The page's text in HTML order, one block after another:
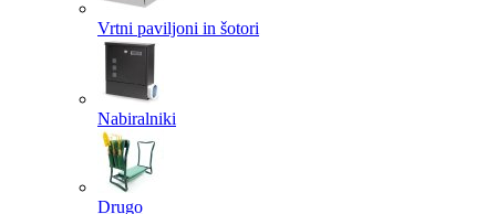
Vrtni paviljoni in šotori
Nabiralniki
Drugo